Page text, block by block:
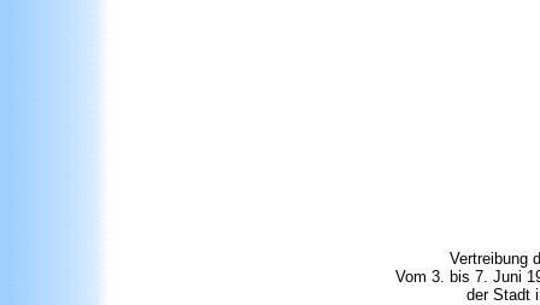
Vertreibung
Vom 3. bis 7. Juni
der Stadt